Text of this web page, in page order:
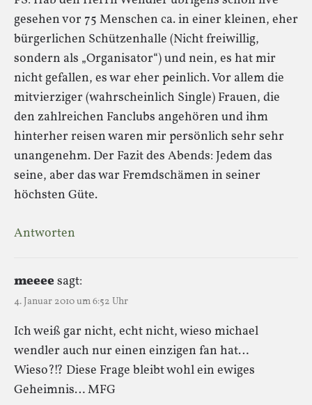
gesehen vor 75 Menschen ca. in einer kleinen, eher
bürgerlichen Schützenhalle (Nicht freiwillig,
sondern als „Organisator“) und nein, es hat mir
nicht gefallen, es war eher peinlich. Vor allem die
mitvierziger (wahrscheinlich Single) Frauen, die
den zahlreichen Fanclubs angehören und ihm
hinterher reisen waren mir persönlich sehr sehr
unangenehm. Der Fazit des Abends: Jedem das
seine, aber das war Fremdschämen in seiner
höchsten Güte.
Antworten
meeeesagt:
4. Januar 2010 um 6:52 Uhr
Ich weiß gar nicht, echt nicht, wieso michael
wendler auch nur einen einzigen fan hat…
Wieso?!? Diese Frage bleibt wohl ein ewiges
Geheimnis… MFG